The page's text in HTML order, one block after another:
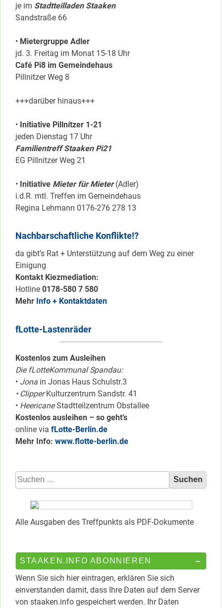
je im Stadtteilladen Staaken
Sandstraße 66
• Mietergruppe Adler
jd. 3. Freitag im Monat 15-18 Uhr
Café Pi8 im Gemeindehaus
Pillnitzer Weg 8
+++darüber hinaus+++
• Initiative Pillnítzer 1-21
jeden Dienstag 17 Uhr
Familientreff Staaken Pi21
EG Pillnitzer Weg 21
• Initiative Mieter für Mieter(Adler)
i.d.R. mtl. Treffen im Gemeindehaus
Regina Lehmann 0176-276 278 13
Nachbarschaftliche Konflikte!?
da gibt’s Rat + Unterstützung auf dem Weg zu einer
Einigung
Kontakt Kiezmediation:
Hotline 0178-580 7 580
Mehr Info + Kontaktdaten
fLotte-Lastenräder
Kostenlos zum Ausleihen
Die fLotteKommunal Spandau:
• Jona in Jonas Haus Schulstr.3
• ClipperKulturzentrum Sandstr. 41
• HeericaneStadtteilzentrum Obstallee
Kostenlos ausleihen – so geht’s
online via fLotte-Berlin.de
Mehr Info: www.flotte-berlin.de
Suchen
nach:
Alle Ausgaben des Treffpunkts als PDF-Dokumente
STAAKEN.INFO ABONNIEREN
Wenn Sie sich hier eintragen, erklären Sie sich
einverstanden damit, dass Ihre Daten auf dem Server
von staaken.info gespeichert werden. Ihr Daten